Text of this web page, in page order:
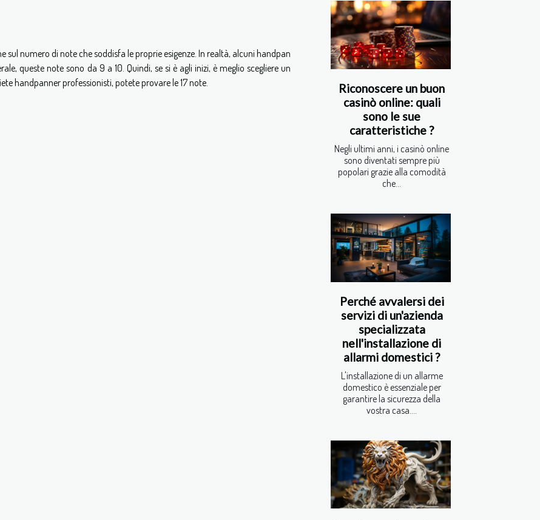
sul numero di note che soddisfa le proprie esigenze. In realtà, alcuni handpan
queste note sono da 9 a 10. Quindi, se si è agli inizi, è meglio scegliere un
handpanner professionisti, potete provare le 17 note.
Riconoscere un buon
casinò online: quali
sono le sue
caratteristiche ?
Negli ultimi anni, i casinò online
sono diventati sempre più
popolari grazie alla comodità
che...
Perché avvalersi dei
servizi di un'azienda
specializzata
nell'installazione di
allarmi domestici ?
L'installazione di un allarme
domestico è essenziale per
garantire la sicurezza della
vostra casa....